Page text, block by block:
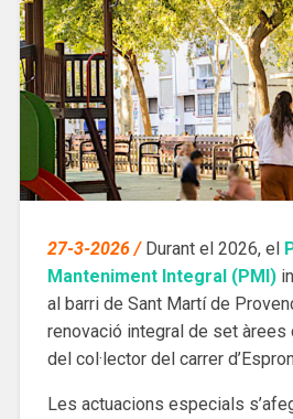
27-3-2026 /Durant el 2026, el
Manteniment Integral (PMI)
al barri de Sant Martí de
renovació integral de set
del col·lector del carrer
Les actuacions especials